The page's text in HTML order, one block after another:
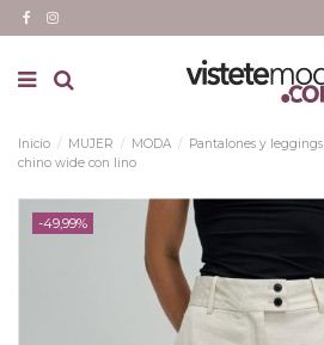
Inicio MUJER MODA Pantalones y leggings
chino wide con lino
-49,99%